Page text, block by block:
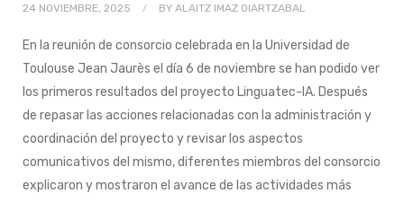
24 NOVIEMBRE, 2025 BY ALAITZ IMAZ OIARTZABAL
En la reunión de consorcio celebrada en la Universidad de
Toulouse Jean Jaurès el día 6 de noviembre se han podido ver
los primeros resultados del proyecto Linguatec-IA. Después
de repasar las acciones relacionadas con la administración y
coordinación del proyecto y revisar los aspectos
comunicativos del mismo, diferentes miembros del consorcio
explicaron y mostraron el avance de las actividades más